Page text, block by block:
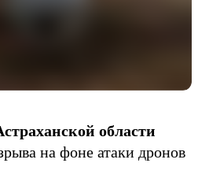
области
на фоне атаки дронов